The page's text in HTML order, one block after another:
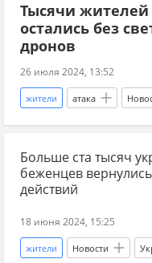
штурмовик ВС РФ
Тысячи жителей
остались без
дронов
26 июля 2024, 13:52
жители атака
Курская область
Алексей Смирнов
Вооруженные силы Украины
Больше ста тысяч
беженцев
действий
18 июня 2024, 15:25
жители Новости